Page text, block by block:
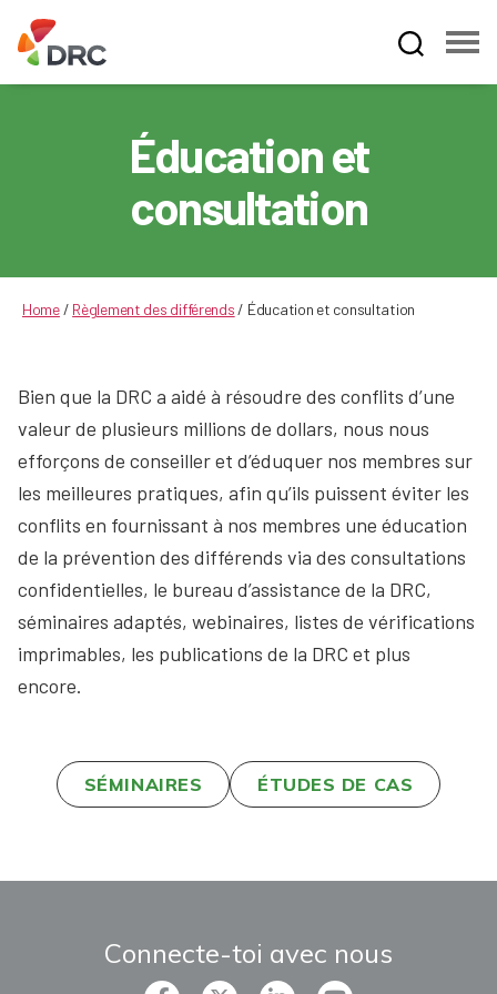
Vegetable
Resolution
Corporation
Éducation et
consultation
Home/ Règlement des différends / Éducation et consultation
Bien que la DRC a aidé à résoudre des conflits d’une
valeur de plusieurs millions de dollars, nous nous
efforçons de conseiller et d’éduquer nos membres sur
les meilleures pratiques, afin qu’ils puissent éviter les
conflits en fournissant à nos membres une éducation
de la prévention des différends via des consultations
confidentielles, le bureau d’assistance de la DRC,
séminaires adaptés, webinaires, listes de vérifications
imprimables, les publications de la DRC et plus
encore.
SÉMINAIRES ÉTUDES DE CAS
Connecte-toi avec nous